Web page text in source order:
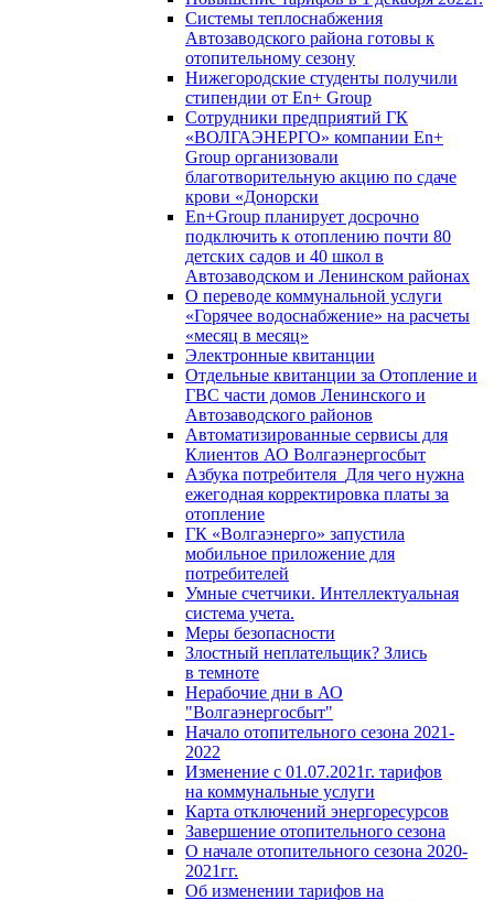
Системы теплоснабжения
Автозаводского района готовы к
отопительному сезону
Нижегородские студенты получили
стипендии от En+ Group
Сотрудники предприятий ГК
«ВОЛГАЭНЕРГО» компании En+
Group организовали
благотворительную акцию по сдаче
крови «Донорски
En+Group планирует досрочно
подключить к отоплению почти 80
детских садов и 40 школ в
Автозаводском и Ленинском районах
О переводе коммунальной услуги
«Горячее водоснабжение» на расчеты
«месяц в месяц»
Электронные квитанции
Отдельные квитанции за Отопление и
ГВС части домов Ленинского и
Автозаводского районов
Автоматизированные сервисы для
Клиентов АО Волгаэнергосбыт
Азбука потребителя_Для чего нужна
ежегодная корректировка платы за
отопление
ГК «Волгаэнерго» запустила
мобильное приложение для
потребителей
Умные счетчики. Интеллектуальная
система учета.
Меры безопасности
Злостный неплательщик? Злись
в темноте
Нерабочие дни в АО
"Волгаэнергосбыт"
Начало отопительного сезона 2021-
2022
Изменение с 01.07.2021г. тарифов
на коммунальные услуги
Карта отключений энергоресурсов
Завершение отопительного сезона
О начале отопительного сезона 2020-
2021гг.
Об изменении тарифов на